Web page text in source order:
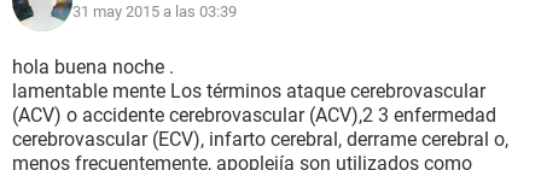
31 may 2015 a las 03:39
hola buena noche .
lamentable mente Los términos ataque cerebrovascular
(ACV) o accidente cerebrovascular (ACV),2 3 enfermedad
cerebrovascular (ECV), infarto cerebral, derrame cerebral o,
menos frecuentemente, apoplejía son utilizados como